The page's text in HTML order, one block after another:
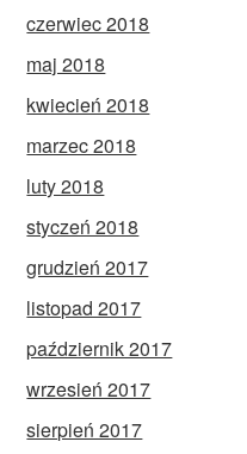
czerwiec 2018
maj 2018
kwiecień 2018
marzec 2018
luty 2018
styczeń 2018
grudzień 2017
listopad 2017
październik 2017
wrzesień 2017
sierpień 2017